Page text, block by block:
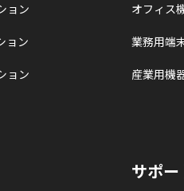
ョン
ョン
ョン
オフィス
業務用端
産業用機
サポ